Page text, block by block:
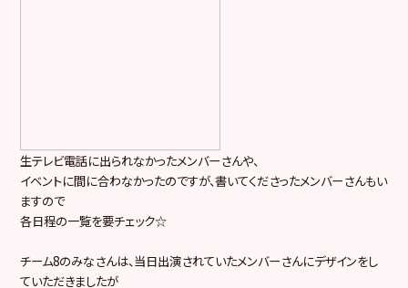
生テレビ電話に出られなかったメンバーさんや、
イベントに間に合わなかったのですが、書いてくださったメンバーさんもい
ますので
各日程の一覧を要チェック☆
チーム8のみなさんは、当日出演されていたメンバーさんにデザインをし
ていただきましたが